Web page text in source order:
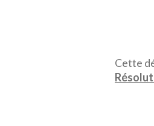
Cette